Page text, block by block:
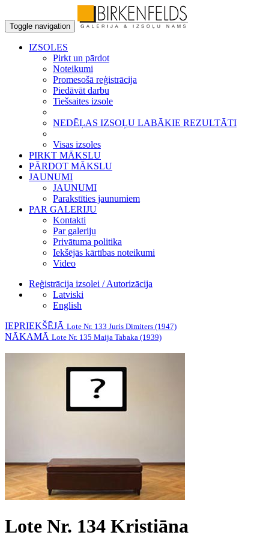
Toggle navigation
IZSOLES
Pirkt un pārdot
Noteikumi
Promesošā reģistrācija
Piedāvāt darbu
Tiešsaites izsole
NEDĒĻAS IZSOĻU LABĀKIE REZULTĀTI
Visas izsoles
PIRKT MĀKSLU
PĀRDOT MĀKSLU
JAUNUMI
JAUNUMI
Parakstīties jaunumiem
PAR GALERIJU
Kontakti
Par galeriju
Privātuma politika
Iekšējās kārtības noteikumi
Video
Reģistrācija izsolei / Autorizācija
Latviski
English
IEPRIEKŠĒJĀ Lote Nr. 133 Juris Dimiters (1947)
NĀKAMĀ Lote Nr. 135 Maija Tabaka (1939)
Lote Nr. 134 Kristiāna